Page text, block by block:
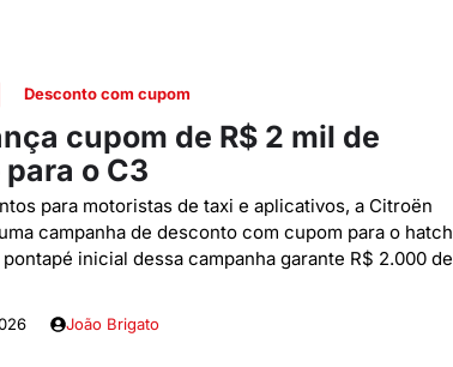
Desconto com cupom
cupom de R$ 2 mil de
o C3
para motoristas de taxi e aplicativos, a Citroën
campanha de desconto com cupom para o hatch
inicial dessa campanha garante R$ 2.000 de
João Brigato